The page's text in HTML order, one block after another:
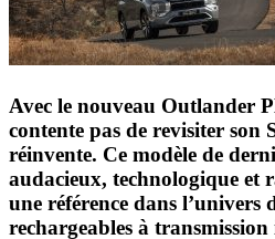
Avec le nouveau Outlander
contente pas de revisiter son
réinvente. Ce modèle de
audacieux, technologique et
une référence dans l’univers
rechargeables à transmission